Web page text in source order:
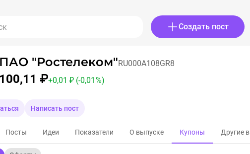
Создать пост
ПАО "Ростелеком"RU000A108GR8
100,11 ₽+0,01 ₽ (-0,01 %)
Написать пост
Посты Идеи Показатели О выпуске Купоны Другие